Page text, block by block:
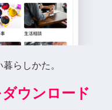
らしかた。
ウンロード